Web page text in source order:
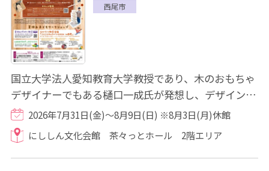
西尾市
国立大学法人愛知教育大学教授であり、木のおもちゃ
デザイナーでもある樋口一成氏が発想し、デザインし
た独創的でユニークな木のおもちゃをお楽し...
2026年7月31日(金)～8月9日(日) ※8月3日(月)休館
にししん文化会館 茶々っとホール 2階エリア